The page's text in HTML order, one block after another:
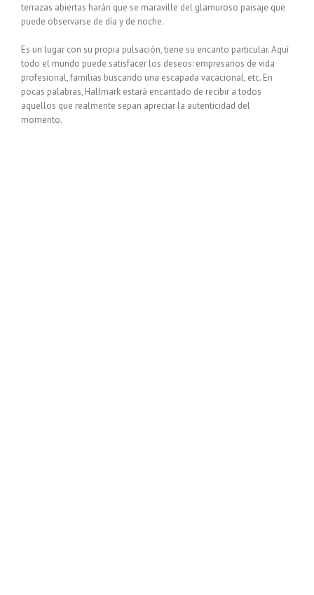
terrazas abiertas harán que se maraville del glamuroso paisaje que
puede observarse de día y de noche.
Es un lugar con su propia pulsación, tiene su encanto particular. Aquí
todo el mundo puede satisfacer los deseos: empresarios de vida
profesional, familias buscando una escapada vacacional, etc. En
pocas palabras, Hallmark estará encantado de recibir a todos
aquellos que realmente sepan apreciar la autenticidad del
momento.